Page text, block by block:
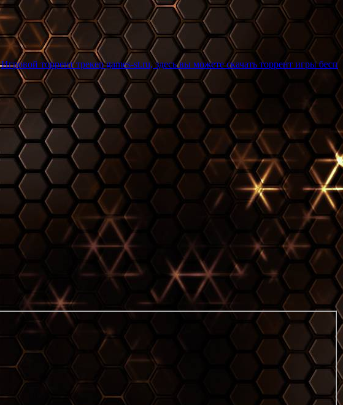
трекер games-st.ru, здесь вы можете скачать торрент игры бесплатно и без